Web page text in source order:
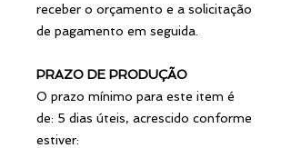
receber o orçamento e a solicitação
de pagamento em seguida.
PRAZO DE PRODUÇÃO
O prazo mínimo para este item é
de: 5 dias úteis, acrescido conforme
estiver: